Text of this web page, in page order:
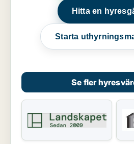
Hitta en
Starta
Se fler